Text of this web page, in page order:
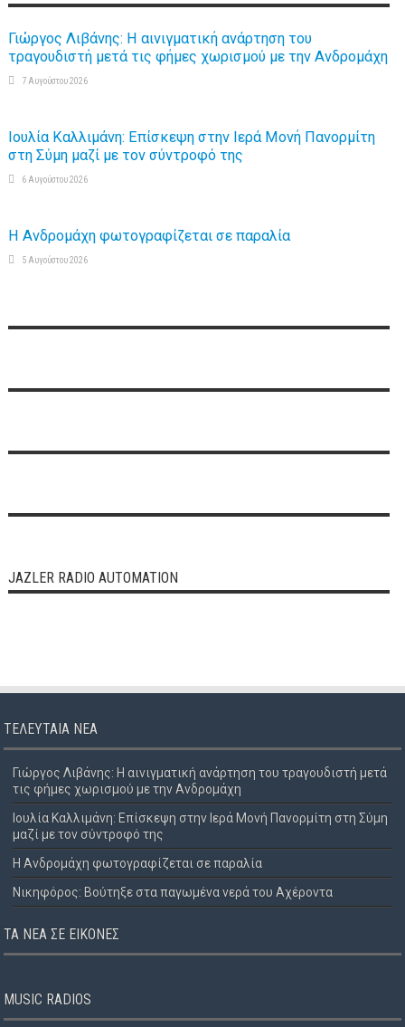
Γιώργος Λιβάνης: Η αινιγματική ανάρτηση του
τραγουδιστή μετά τις φήμες χωρισμού με την Ανδρομάχη
7 Αυγούστου 2026
Ιουλία Καλλιμάνη: Επίσκεψη στην Ιερά Μονή Πανορμίτη
στη Σύμη μαζί με τον σύντροφό της
6 Αυγούστου 2026
Η Ανδρομάχη φωτογραφίζεται σε παραλία
5 Αυγούστου 2026
JAZLER RADIO AUTOMATION
ΤΕΛΕΥΤΑΊΑ ΝΈΑ
Γιώργος Λιβάνης: Η αινιγματική ανάρτηση του τραγουδιστή μετά
τις φήμες χωρισμού με την Ανδρομάχη
Ιουλία Καλλιμάνη: Επίσκεψη στην Ιερά Μονή Πανορμίτη στη Σύμη
μαζί με τον σύντροφό της
Η Ανδρομάχη φωτογραφίζεται σε παραλία
Νικηφόρος: Βούτηξε στα παγωμένα νερά του Αχέροντα
ΤΑ ΝΈΑ ΣΕ ΕΙΚΌΝΕΣ
MUSIC RADIOS